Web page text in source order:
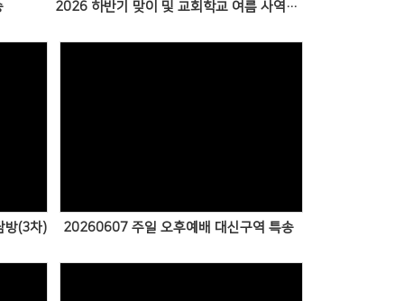
2026 하반기 맞이 및 교회학교 여름 사역을 위한 특별새벽기도회 특송
방(3차) 20260607 주일 오후예배 대신구역 특송